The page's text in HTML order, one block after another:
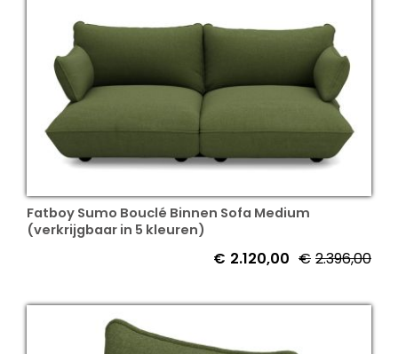
Fatboy Sumo Bouclé Binnen Sofa Medium
(verkrijgbaar in 5 kleuren)
€ 2.396,00
€ 2.120,00